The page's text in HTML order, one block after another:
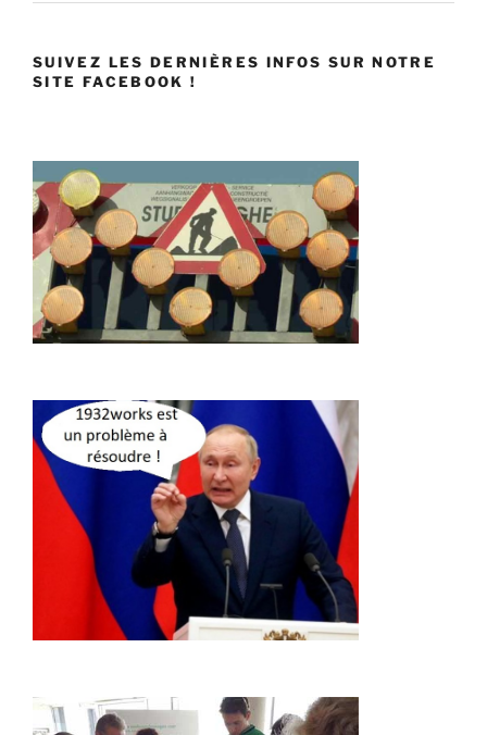
SUIVEZ LES DERNIÈRES INFOS SUR NOTRE
SITE FACEBOOK !